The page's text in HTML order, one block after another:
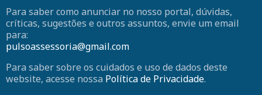
Para saber como anunciar no nosso portal, dúvidas,
críticas, sugestões e outros assuntos, envie um email
para:
pulsoassessoria@gmail.com
Para saber sobre os cuidados e uso de dados deste
website, acesse nossa Política de Privacidade.